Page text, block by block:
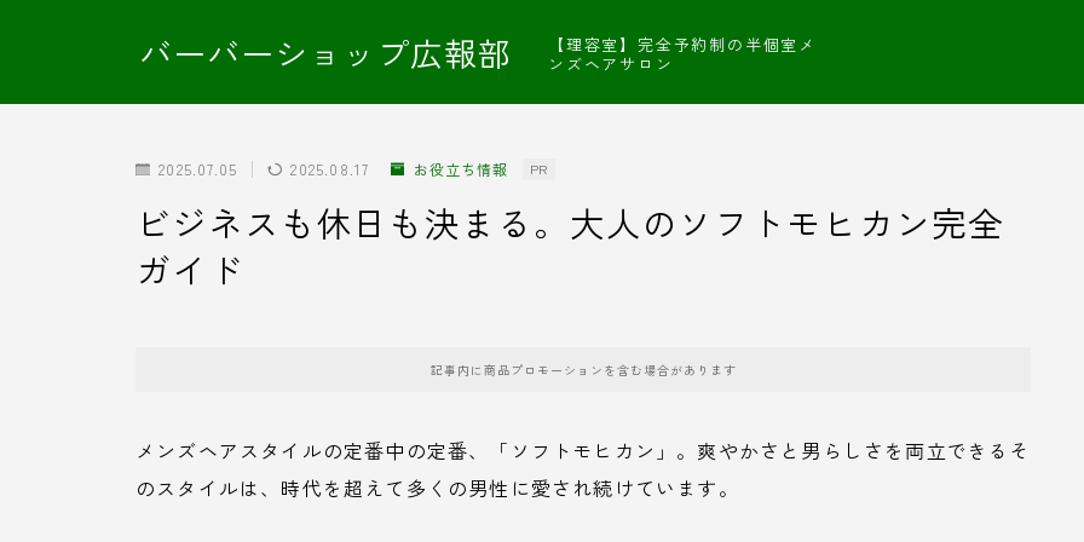
バーバーショップ広報部
【理容室】完全予約制の半個室メ
ンズヘアサロン
2025.07.05 2025.08.17 お役立ち情報 PR
ビジネスも休日も決まる。大人のソフトモヒカン完全
ガイド
記事内に商品プロモーションを含む場合があります
メンズヘアスタイルの定番中の定番、「ソフトモヒカン」。爽やかさと男らしさを両立できるそ
のスタイルは、時代を超えて多くの男性に愛され続けています。